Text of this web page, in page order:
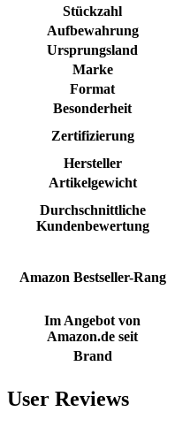
Stückzahl
Aufbewahrung
Ursprungsland
Marke
Format
Besonderheit
Zertifizierung
Hersteller
Artikelgewicht
Durchschnittliche
Kundenbewertung
Amazon Bestseller-Rang
Im Angebot von
Amazon.de seit
Brand
User Reviews